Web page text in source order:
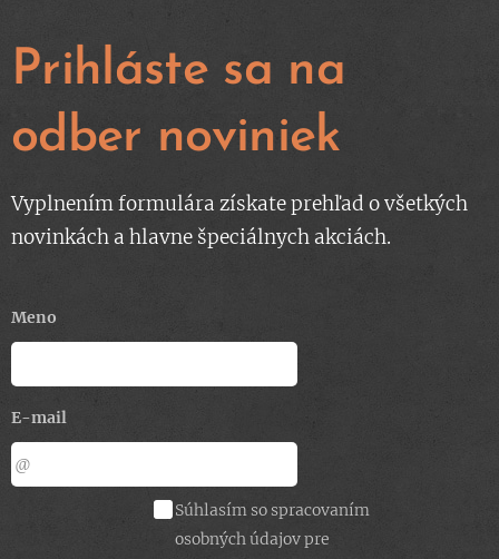
Prihláste sa na
odber noviniek
Vyplnením formulára získate prehľad o všetkých
novinkách a hlavne špeciálnych akciách.
Meno
E-mail
Súhlasím so spracovaním
osobných údajov pre